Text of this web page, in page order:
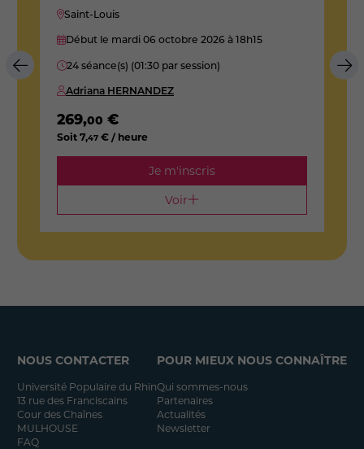
Saint-Louis
Début le mardi 06 octobre 2026 à 18h15
24 séance(s) (01:30 par session)
Adriana HERNANDEZ
269,00 €
Soit7,47 € / heure
Je m'inscris
Voir
NOUS CONTACTER
Université Populaire du Rhin
13 rue des Franciscains
Cour des Chaînes
MULHOUSE
FAQ
POUR MIEUX NOUS CONNAÎTRE
Qui sommes-nous
Partenaires
Actualités
Newsletter